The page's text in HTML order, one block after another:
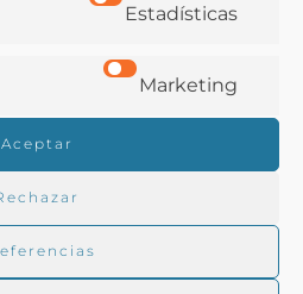
Estadísticas
Marketing
Aceptar
y proteger la cultura